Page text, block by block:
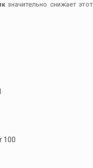
значительно снижает этот
100